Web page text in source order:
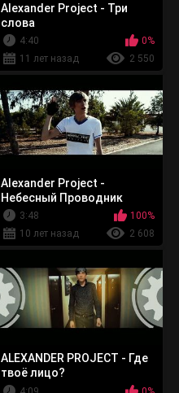
Alexander Project - Три
слова
4:40
0%
11 лет назад
2 550
Alexander Project -
Небесный Проводник
3:48
100%
10 лет назад
2 608
ALEXANDER PROJECT - Где
твоё лицо?